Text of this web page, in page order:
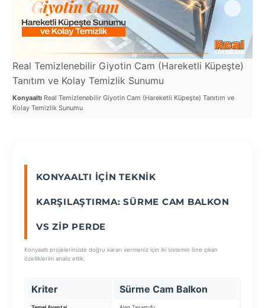
Real Temizlenebilir Giyotin Cam (Hareketli Küpeşte)
Tanıtım ve Kolay Temizlik Sunumu
Konyaaltı Real Temizlenebilir Giyotin Cam (Hareketli Küpeşte) Tanıtım ve
Kolay Temizlik Sunumu
KONYAALTI İÇIN TEKNIK
KARŞILAŞTIRMA: SÜRME CAM BALKON
VS ZIP PERDE
Konyaaltı projelerinizde doğru kararı vermeniz için iki sistemin öne çıkan
özelliklerini analiz ettik.
Kriter Sürme Cam Balkon
VAZGEÇ
SEÇ